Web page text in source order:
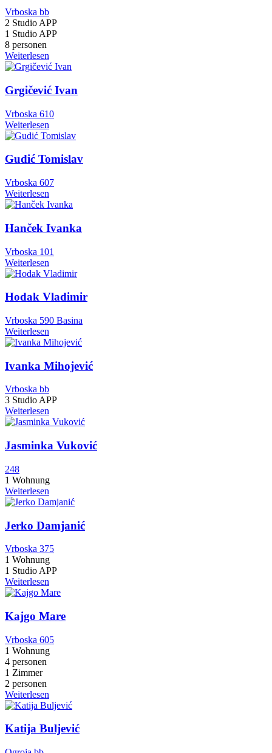
Vrboska bb
2 Studio APP
1 Studio APP
8 personen
Weiterlesen
Grgičević Ivan
Vrboska 610
Weiterlesen
Gudić Tomislav
Vrboska 607
Weiterlesen
Hanček Ivanka
Vrboska 101
Weiterlesen
Hodak Vladimir
Vrboska 590 Basina
Weiterlesen
Ivanka Mihojević
Vrboska bb
3 Studio APP
Weiterlesen
Jasminka Vuković
248
1 Wohnung
Weiterlesen
Jerko Damjanić
Vrboska 375
1 Wohnung
1 Studio APP
Weiterlesen
Kajgo Mare
Vrboska 605
1 Wohnung
4 personen
1 Zimmer
2 personen
Weiterlesen
Katija Buljević